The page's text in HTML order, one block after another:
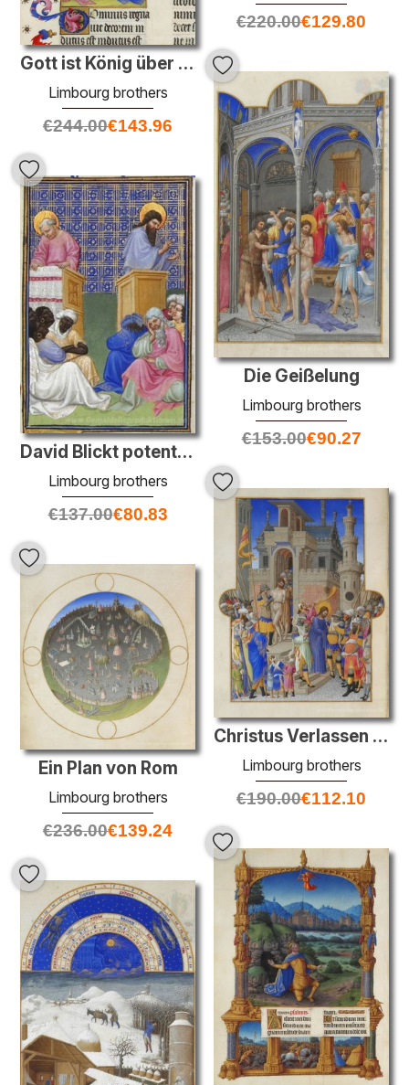
€220.00€129.80
Gott ist König über die ganze Erde
Limbourg brothers
€244.00€143.96
Die Geißelung
Limbourg brothers
€153.00€90.27
David Blickt potentielle Verkündigung der Apostel
Limbourg brothers
€137.00€80.83
Christus Verlassen der Praetorium
Limbourg brothers
€190.00€112.10
Ein Plan von Rom
Limbourg brothers
€236.00€139.24